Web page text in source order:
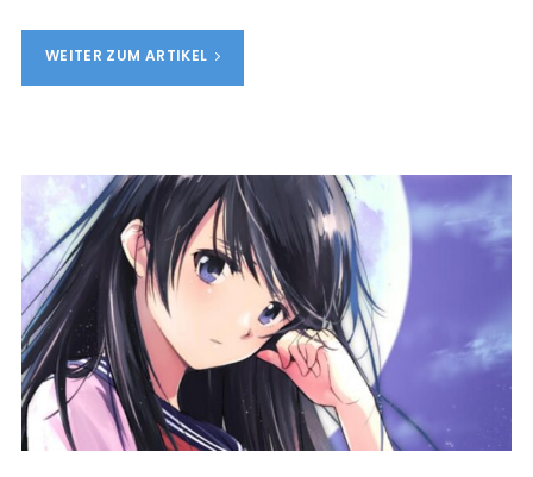
WEITER ZUM ARTIKEL